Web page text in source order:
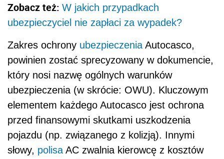
Zobacz też: W jakich przypadkach
ubezpieczyciel nie zapłaci za wypadek?
Zakres ochrony ubezpieczenia Autocasco,
powinien zostać sprecyzowany w dokumencie,
który nosi nazwę ogólnych warunków
ubezpieczenia (w skrócie: OWU). Kluczowym
elementem każdego Autocasco jest ochrona
przed finansowymi skutkami uszkodzenia
pojazdu (np. związanego z kolizją). Innymi
słowy, polisa AC zwalnia kierowcę z kosztów